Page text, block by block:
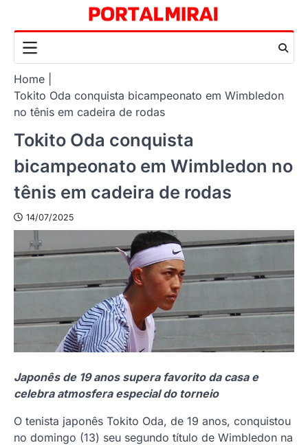
content
Home
Tokito Oda conquista bicampeonato em Wimbledon
no tênis em cadeira de rodas
Tokito Oda conquista
bicampeonato em Wimbledon no
tênis em cadeira de rodas
14/07/2025
Japonês de 19 anos supera favorito da casa e
celebra atmosfera especial do torneio
O tenista japonês Tokito Oda, de 19 anos, conquistou
no domingo (13) seu segundo título de Wimbledon na